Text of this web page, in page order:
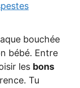
bouchée
bébé. Entre
les bons
Tu